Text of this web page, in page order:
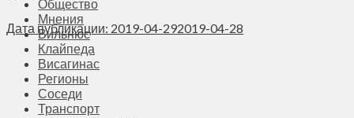
Общество
Мнения
Вильнюс
Клайпеда
Висагинас
Регионы
Соседи
Транспорт
Дата публикации: 2019-04-292019-04-28